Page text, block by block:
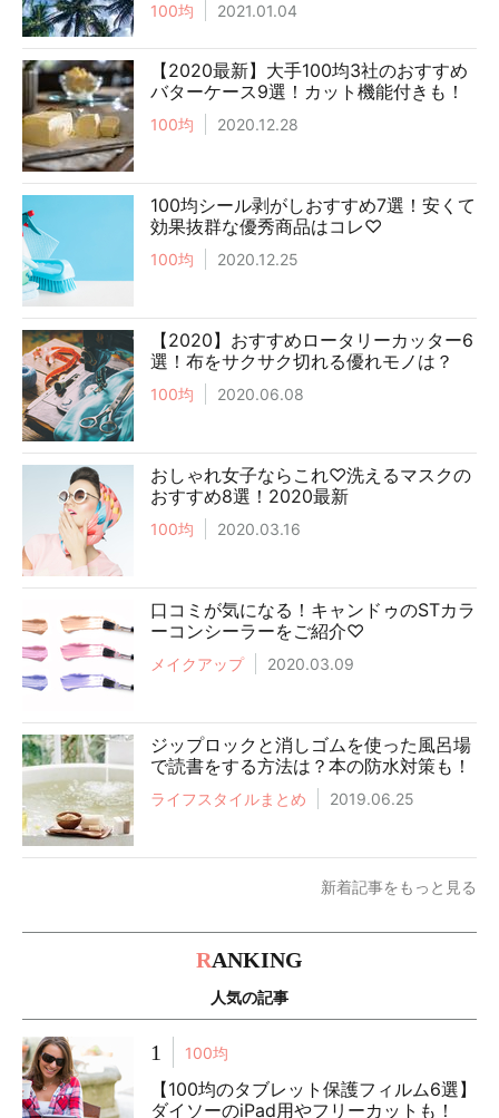
100均 2021.01.04
【2020最新】大手100均3社のおすすめ
バターケース9選！カット機能付きも！
100均 2020.12.28
100均シール剥がしおすすめ7選！安くて
効果抜群な優秀商品はコレ♡
100均 2020.12.25
【2020】おすすめロータリーカッター6
選！布をサクサク切れる優れモノは？
100均 2020.06.08
おしゃれ女子ならこれ♡洗えるマスクの
おすすめ8選！2020最新
100均 2020.03.16
口コミが気になる！キャンドゥのSTカラ
ーコンシーラーをご紹介♡
メイクアップ 2020.03.09
ジップロックと消しゴムを使った風呂場
で読書をする方法は？本の防水対策も！
ライフスタイルまとめ 2019.06.25
新着記事をもっと見る
RANKING
人気の記事
1 100均
【100均のタブレット保護フィルム6選】
ダイソーのiPad用やフリーカットも！